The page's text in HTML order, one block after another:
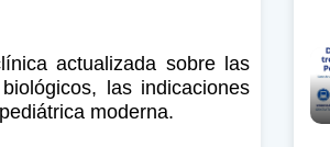
actualizada sobre las
las indicaciones
moderna.